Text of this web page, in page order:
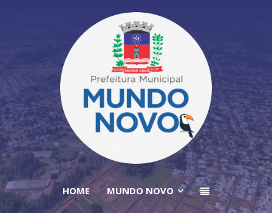
HOME MUNDO NOVO